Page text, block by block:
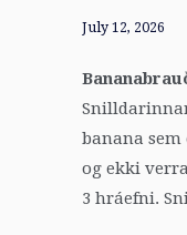
July 12, 2026
banana
og ekki
3 hráefni.